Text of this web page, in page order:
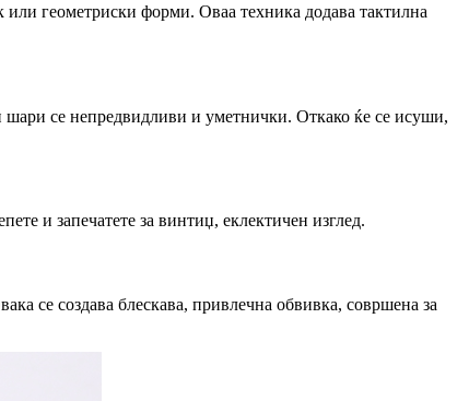
геометриски форми. Оваа техника додава тактилна
шари се непредвидливи и уметнички. Откако ќе се исуши,
и запечатете за винтиџ, еклектичен изглед.
се создава блескава, привлечна обвивка, совршена за